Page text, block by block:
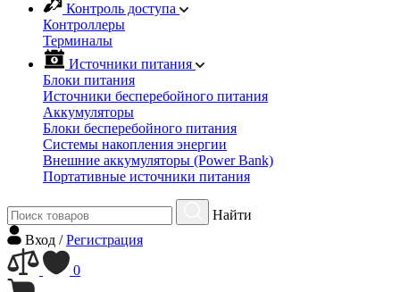
Контроль доступа
Контроллеры
Терминалы
Источники питания
Блоки питания
Источники бесперебойного питания
Аккумуляторы
Блоки бесперебойного питания
Системы накопления энергии
Внешние аккумуляторы (Power Bank)
Портативные источники питания
Найти
Вход /Регистрация
0